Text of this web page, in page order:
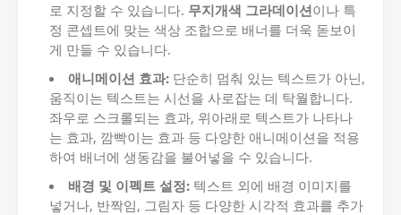
로 지정할 수 있습니다. 무지개색 그라데이션이나 특
정 콘셉트에 맞는 색상 조합으로 배너를 더욱 돋보이
게 만들 수 있습니다.
애니메이션 효과: 단순히 멈춰 있는 텍스트가 아닌,
움직이는 텍스트는 시선을 사로잡는 데 탁월합니다.
좌우로 스크롤되는 효과, 위아래로 텍스트가 나타나
는 효과, 깜빡이는 효과 등 다양한 애니메이션을 적용
하여 배너에 생동감을 불어넣을 수 있습니다.
배경 및 이펙트 설정: 텍스트 외에 배경 이미지를
넣거나, 반짝임, 그림자 등 다양한 시각적 효과를 추가